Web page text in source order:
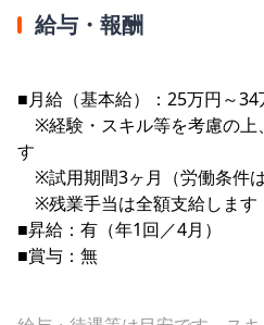
給与・報酬
■月給（基本給）：25万円～34
※経験・スキル等を考慮の上
す
※試用期間3ヶ月（労働条件は
※残業手当は全額支給します
■昇給：有（年1回／4月）
■賞与：無